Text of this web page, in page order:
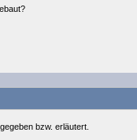
bzw. erläutert.